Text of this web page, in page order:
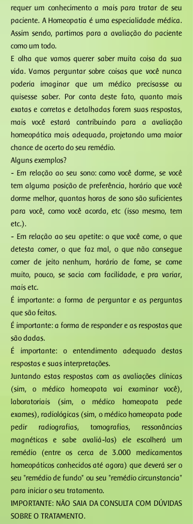
requer um conhecimento a mais para tratar de seu
paciente. A Homeopatia é uma especialidade médica.
Assim sendo, partimos para a avaliação do paciente
como um todo.
E olha que vamos querer saber muita coisa da sua
vida. Vamos perguntar sobre coisas que você nunca
poderia imaginar que um médico precisasse ou
quisesse saber. Por conta deste fato, quanto mais
exatas e corretas e detalhadas forem suas respostas,
mais você estará contribuindo para a avaliação
homeopática mais adequada, projetando uma maior
chance de acerto do seu remédio.
Alguns exemplos?
- Em relação ao seu sono: como você dorme, se você
tem alguma posição de preferência, horário que você
dorme melhor, quantas horas de sono são suficientes
para você, como você acorda, etc (isso mesmo, tem
etc.).
- Em relação ao seu apetite: o que você come, o que
detesta comer, o que faz mal, o que não consegue
comer de jeito nenhum, horário de fome, se come
muito, pouco, se sacia com facilidade, e pra variar,
mais etc.
É importante: a forma de perguntar e as perguntas
que são feitas.
É importante: a forma de responder e as respostas que
são dadas.
É importante: o entendimento adequado destas
respostas e suas interpretações.
Juntando estas respostas com as avaliações clínicas
(sim, o médico homeopata vai examinar você),
laboratoriais (sim, o médico homeopata pede
exames), radiológicas (sim, o médico homeopata pode
pedir radiografias, tomografias, ressonâncias
magnéticas e sabe avaliá-las) ele escolherá um
remédio (entre os cerca de 3.000 medicamentos
homeopáticos conhecidos até agora) que deverá ser o
seu "remédio de fundo" ou seu "remédio circunstancia"
para iniciar o seu tratamento.
IMPORTANTE: NÃO SAIA DA CONSULTA COM DÚVIDAS
SOBRE O TRATAMENTO.